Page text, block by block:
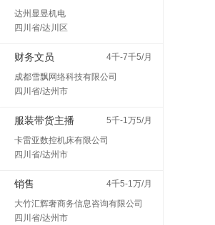
达州显昱机电
四川省/达川区
财务文员
4千-7千5/月
成都雪飘网络科技有限公司
四川省/达州市
服装带货主播
5千-1万5/月
卡雷亚数控机床有限公司
四川省/达州市
销售
4千5-1万/月
大竹汇辉奢商务信息咨询有限公司
四川省/达州市